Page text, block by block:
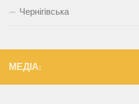
Чернігівська
МЕДІА: